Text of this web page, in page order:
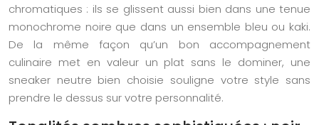
chromatiques : ils se glissent aussi bien dans une tenue
monochrome noire que dans un ensemble bleu ou kaki.
De la même façon qu’un bon accompagnement
culinaire met en valeur un plat sans le dominer, une
sneaker neutre bien choisie souligne votre style sans
prendre le dessus sur votre personnalité.